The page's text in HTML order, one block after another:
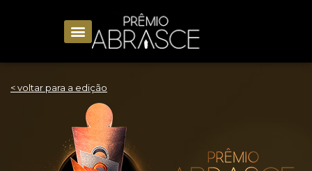
< voltar para a edição